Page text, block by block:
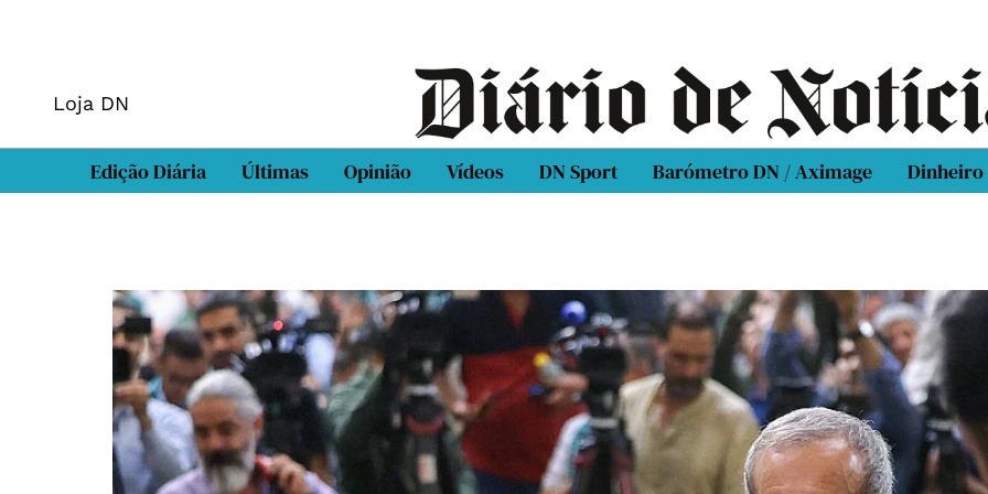
Loja DN
Edição Diária Últimas Opinião Vídeos DN Sport Barómetro DN / Aximage Dinheiro